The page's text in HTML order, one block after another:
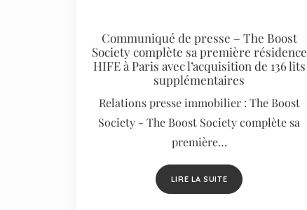
Communiqué de presse – The Boost
Society complète sa première résidence
HIFE à Paris avec l’acquisition de 136 lits
supplémentaires
Relations presse immobilier : The Boost
Society - The Boost Society complète sa
première…
LIRE LA SUITE